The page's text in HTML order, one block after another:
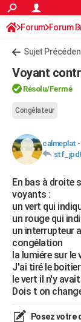
ACTUALITÉS
Politique
Société
Faits Divers
Education
Monde
Villes
+
Programme TV
TNTStreaming
Cinéma
Sorties cinéma
Musique
+FINANCE
Retraite
Impôts
Epargne
Immobilier
Risques naturels
Banque
Assurance
Crédit
AUTO
Essais
Réserver un essai
Citadines
Berlines
SUV
Forum auto
HIGH-TECH
Mobiles
Meilleur
Internet
Ordinateurs
Jeux vidéo
Guide high-tech
BRICOLAGE
Forum
Aménagement
Extérieur
Cuisine
Salle de bains
Jardinage
Rangement
WEEK-END
Guides de France
Escapades
Patrimoine
Expositions
Musées
Week-end nature
+LIFESTYLE
Art de vivre
Bien-être
Loisirs
Mode
Modes de vie
SANTE
Alimentation
Guide de la santé
Maladies
Médicaments
Sommeil
VOYAGE
Destinations
City break
Voyage nature
Voyage de noces
Forum
Climat
+PHOTO
GUIDES D'ACHAT
Forum Forum
Sujet
Voyant
Résolu/Fermé
Congélateur
calmeplat -
En bas à droite
voyants :
un vert qui
un rouge qui
un interrupteur
congélation
la lumiére sur le
J'ai tiré le
le vert il n'y
Dois t on
Posez votre